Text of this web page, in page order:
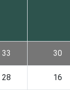
33 30
28 16